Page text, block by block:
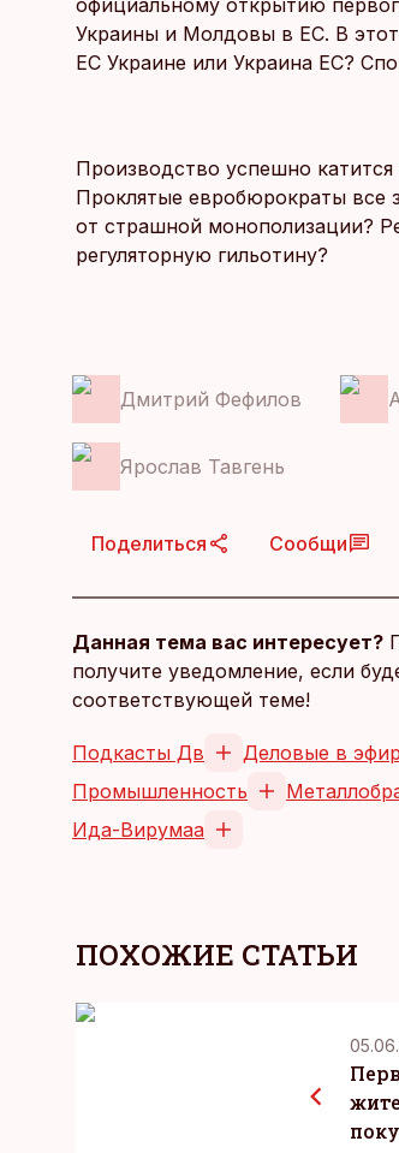
официальному открытию
Украины и Молдовы в ЕС. В
ЕС Украине или Украина ЕС?
Производство успешно
Проклятые евробюрократы все
от страшной монополизации?
регуляторную гильотину?
Дмитрий Фефилов
Ярослав Тавгень
Поделиться Сообщи
Данная тема вас интересует?
получите уведомление, если
соответствующей теме!
Подкасты Дв Деловые в
Промышленность
Ида-Вирумаа
ПОХОЖИЕ СТАТЬИ